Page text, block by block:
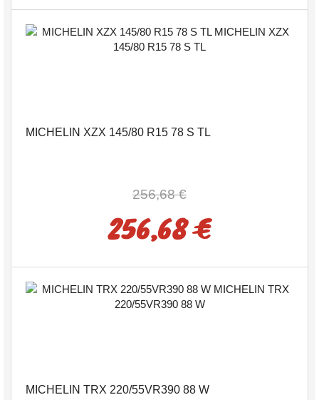
MICHELIN XZX 145/80 R15 78 S TL
256,68 €
256,68 €
MICHELIN TRX 220/55VR390 88 W